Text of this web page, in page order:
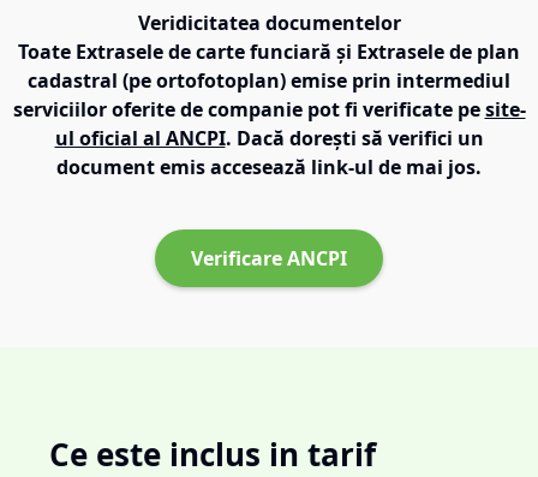
Veridicitatea documentelor
Toate Extrasele de carte funciară și Extrasele de plan
cadastral (pe ortofotoplan) emise prin intermediul
serviciilor oferite de companie pot fi verificate pe site-
ul oficial al ANCPI. Dacă dorești să verifici un
document emis accesează link-ul de mai jos.
Verificare ANCPI
Ce este inclus in tarif